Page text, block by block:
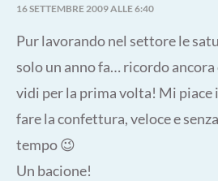
16 SETTEMBRE 2009 ALLE 6:40
Pur lavorando nel settore le
solo un anno fa… ricordo
vidi per la prima volta! Mi piace
fare la confettura, veloce e
tempo 😉
Un bacione!